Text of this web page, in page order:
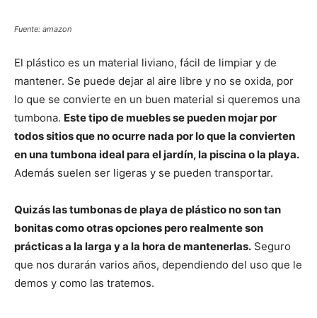
Fuente: amazon
El plástico es un material liviano, fácil de limpiar y de
mantener. Se puede dejar al aire libre y no se oxida, por
lo que se convierte en un buen material si queremos una
tumbona. Este tipo de muebles se pueden mojar por
todos sitios que no ocurre nada por lo que la convierten
en una tumbona ideal para el jardín, la piscina o la playa.
Además suelen ser ligeras y se pueden transportar.
Quizás las tumbonas de playa de plástico no son tan
bonitas como otras opciones pero realmente son
prácticas a la larga y a la hora de mantenerlas. Seguro
que nos durarán varios años, dependiendo del uso que le
demos y como las tratemos.